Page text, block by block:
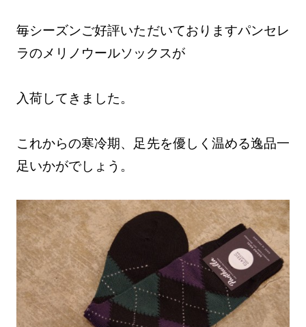
毎シーズンご好評いただいておりますパンセレ
ラのメリノウールソックスが
入荷してきました。
これからの寒冷期、足先を優しく温める逸品一
足いかがでしょう。